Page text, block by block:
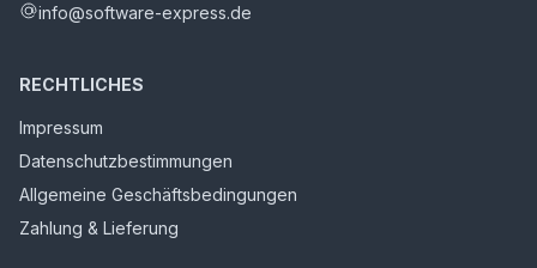
info@software-express.de
RECHTLICHES
Impressum
Datenschutzbestimmungen
Allgemeine Geschäftsbedingungen
Zahlung & Lieferung